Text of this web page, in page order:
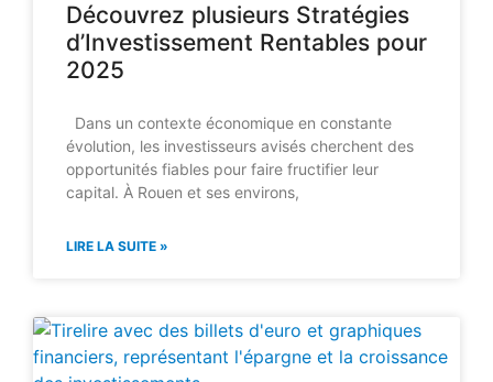
Découvrez plusieurs Stratégies
d’Investissement Rentables pour
2025
Dans un contexte économique en constante
évolution, les investisseurs avisés cherchent des
opportunités fiables pour faire fructifier leur
capital. À Rouen et ses environs,
LIRE LA SUITE »